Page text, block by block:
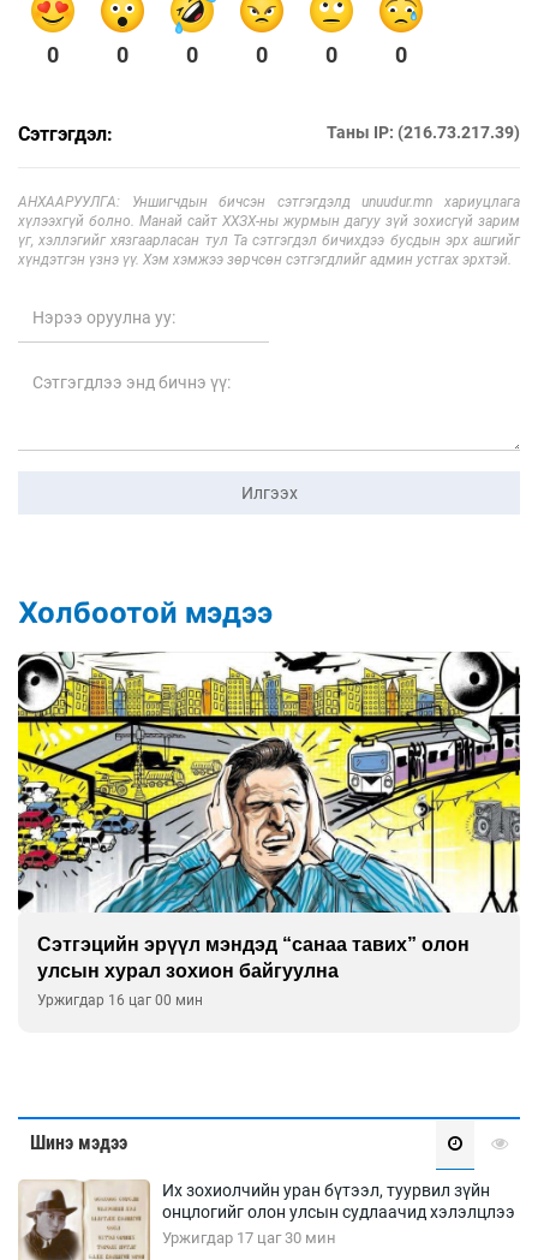
0 0 0 0 0 0
Сэтгэгдэл: Таны IP: (216.73.217.39)
АНХААРУУЛГА: Уншигчдын бичсэн сэтгэгдэлд unuudur.mn хариуцлага
хүлээхгүй болно. Манай сайт ХХЗХ-ны журмын дагуу зүй зохисгүй зарим
үг, хэллэгийг хязгаарласан тул Та сэтгэгдэл бичихдээ бусдын эрх ашгийг
хүндэтгэн үзнэ үү. Хэм хэмжээ зөрчсөн сэтгэгдлийг админ устгах эрхтэй.
Илгээх
Холбоотой мэдээ
Сэтгэцийн эрүүл мэндэд “санаа тавих” олон
улсын хурал зохион байгуулна
Уржигдар 16 цаг 00 мин
Шинэ мэдээ
Их зохиолчийн уран бүтээл, туурвил зүйн
онцлогийг олон улсын судлаачид хэлэлцлээ
Уржигдар 17 цаг 30 мин